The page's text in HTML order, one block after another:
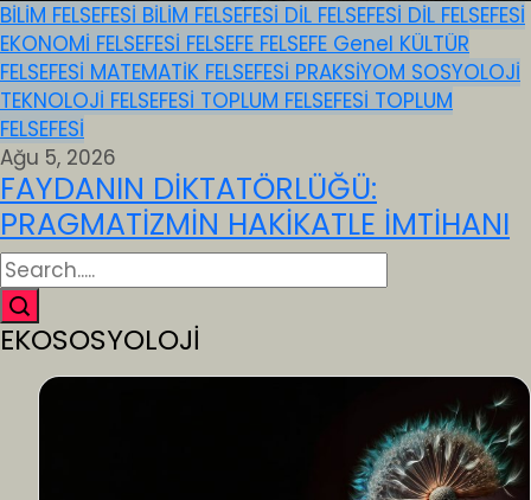
BİLİM FELSEFESİ BİLİM FELSEFESİ DİL FELSEFESİ DİL FELSEFESİ
EKONOMİ FELSEFESİ FELSEFE FELSEFE Genel KÜLTÜR
FELSEFESİ MATEMATİK FELSEFESİ PRAKSİYOM SOSYOLOJİ
TEKNOLOJİ FELSEFESİ TOPLUM FELSEFESİ TOPLUM
FELSEFESİ
Ağu 5, 2026
FAYDANIN DİKTATÖRLÜĞÜ:
PRAGMATİZMİN HAKİKATLE İMTİHANI
EKOSOSYOLOJİ